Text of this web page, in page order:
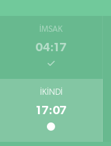
İMSAK
04:17
İKINDI
17:07